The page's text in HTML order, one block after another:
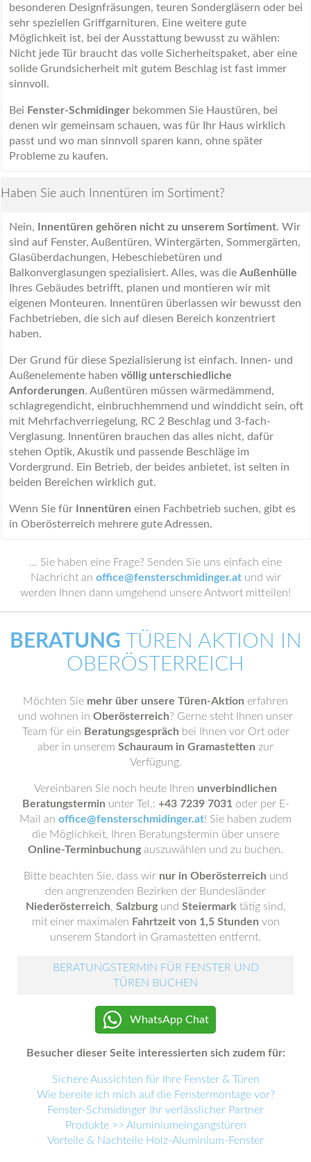
besonderen Designfräsungen, teuren Sondergläsern oder bei
sehr speziellen Griffgarnituren. Eine weitere gute
Möglichkeit ist, bei der Ausstattung bewusst zu wählen:
Nicht jede Tür braucht das volle Sicherheitspaket, aber eine
solide Grundsicherheit mit gutem Beschlag ist fast immer
sinnvoll.
Bei Fenster-Schmidinger bekommen Sie Haustüren, bei
denen wir gemeinsam schauen, was für Ihr Haus wirklich
passt und wo man sinnvoll sparen kann, ohne später
Probleme zu kaufen.
Haben Sie auch Innentüren im Sortiment?
Nein, Innentüren gehören nicht zu unserem Sortiment. Wir
sind auf Fenster, Außentüren, Wintergärten, Sommergärten,
Glasüberdachungen, Hebeschiebetüren und
Balkonverglasungen spezialisiert. Alles, was die Außenhülle
Ihres Gebäudes betrifft, planen und montieren wir mit
eigenen Monteuren. Innentüren überlassen wir bewusst den
Fachbetrieben, die sich auf diesen Bereich konzentriert
haben.
Der Grund für diese Spezialisierung ist einfach. Innen- und
Außenelemente haben völlig unterschiedliche
Anforderungen. Außentüren müssen wärmedämmend,
schlagregendicht, einbruchhemmend und winddicht sein, oft
mit Mehrfachverriegelung, RC 2 Beschlag und 3-fach-
Verglasung. Innentüren brauchen das alles nicht, dafür
stehen Optik, Akustik und passende Beschläge im
Vordergrund. Ein Betrieb, der beides anbietet, ist selten in
beiden Bereichen wirklich gut.
Wenn Sie für Innentüren einen Fachbetrieb suchen, gibt es
in Oberösterreich mehrere gute Adressen.
… Sie haben eine Frage? Senden Sie uns einfach eine
Nachricht an office@fensterschmidinger.atund wir
werden Ihnen dann umgehend unsere Antwort mitteilen!
BERATUNG TÜREN AKTION IN
OBERÖSTERREICH
Möchten Sie mehr über unsere Türen-Aktion erfahren
und wohnen in Oberösterreich? Gerne steht Ihnen unser
Team für ein Beratungsgespräch bei Ihnen vor Ort oder
aber in unserem Schauraum in Gramastetten zur
Verfügung.
Vereinbaren Sie noch heute Ihren unverbindlichen
Beratungstermin unter Tel.: +43 7239 7031 oder per E-
Mail an office@fensterschmidinger.at! Sie haben zudem
die Möglichkeit, Ihren Beratungstermin über unsere
Online-Terminbuchung auszuwählen und zu buchen.
Bitte beachten Sie, dass wir nur in Oberösterreich und
den angrenzenden Bezirken der Bundesländer
Niederösterreich, Salzburgund Steiermark tätig sind,
mit einer maximalen Fahrtzeit von 1,5 Stunden von
unserem Standort in Gramastetten entfernt.
BERATUNGSTERMIN FÜR FENSTER UND
TÜREN BUCHEN
WhatsApp Chat
Besucher dieser Seite interessierten sich zudem für:
Sichere Aussichten für Ihre Fenster & Türen
Wie bereite ich mich auf die Fenstermontage vor?
Fenster-Schmidinger Ihr verlässlicher Partner
Produkte >> Aluminiumeingangstüren
Vorteile & Nachteile Holz-Aluminium-Fenster